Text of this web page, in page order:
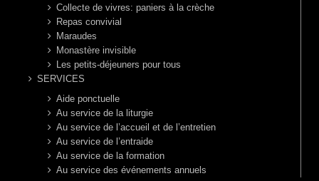
Collecte de vivres: paniers à la crèche
Repas convivial
Maraudes
Monastère invisible
Les petits-déjeuners pour tous
SERVICES
Aide ponctuelle
Au service de la liturgie
Au service de l’accueil et de l’entretien
Au service de l’entraide
Au service de la formation
Au service des événements annuels